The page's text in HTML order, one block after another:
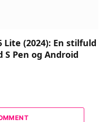
Lite (2024): En stilfuld
Pen og Android